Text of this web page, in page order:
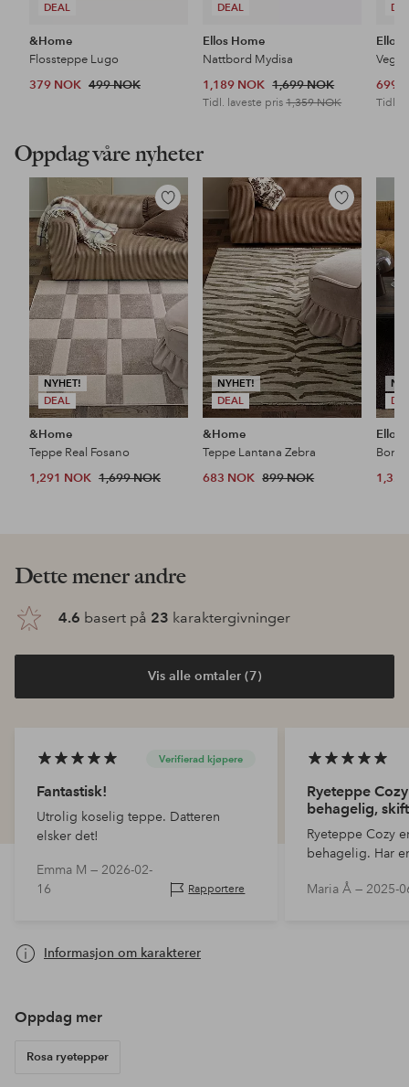
DEAL
&Home
Flossteppe Lugo
379 NOK 499 NOK
DEAL
Ellos Home
Nattbord Mydisa
1,189 NOK 1,699 NOK
Tidl. laveste pris1,359 NOK
Ellos
699
Tidl.
Oppdag våre nyheter
NYHET!
DEAL
Legg
til
favoritter
&Home
Teppe Real Fosano
1,291 NOK 1,699 NOK
NYHET!
DEAL
Legg
til
favoritter
&Home
Teppe Lantana Zebra
683 NOK 899 NOK
Ellos
Dette mener andre
4.6 basert på 23 karaktergivninger
Vis alle omtaler (7)
Verifierad kjøpere
Fantastisk!
Utrolig koselig teppe. Datteren
elsker det!
Emma M — 2026-02-
16
Rapportere
Ryeteppe
behagelig,
Ryeteppe Cozy
behagelig. Har
like hvitt som
Maria Å — 2025-
Informasjon om karakterer
Oppdag mer
Rosa ryetepper